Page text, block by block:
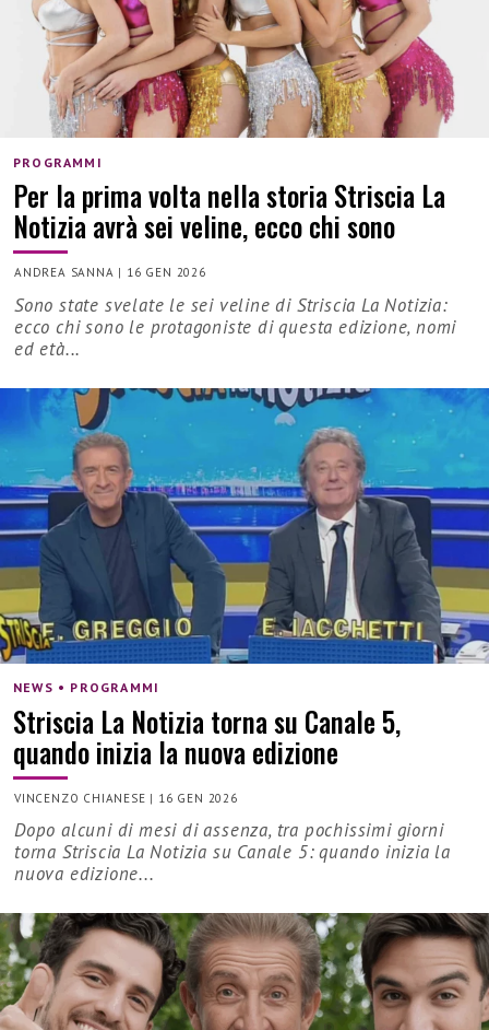
PROGRAMMI
Per la prima volta nella storia Striscia La
Notizia avrà sei veline, ecco chi sono
ANDREA SANNA | 16 GEN 2026
Sono state svelate le sei veline di Striscia La Notizia:
ecco chi sono le protagoniste di questa edizione, nomi
ed età...
NEWS • PROGRAMMI
Striscia La Notizia torna su Canale 5,
quando inizia la nuova edizione
VINCENZO CHIANESE | 16 GEN 2026
Dopo alcuni di mesi di assenza, tra pochissimi giorni
torna Striscia La Notizia su Canale 5: quando inizia la
nuova edizione...